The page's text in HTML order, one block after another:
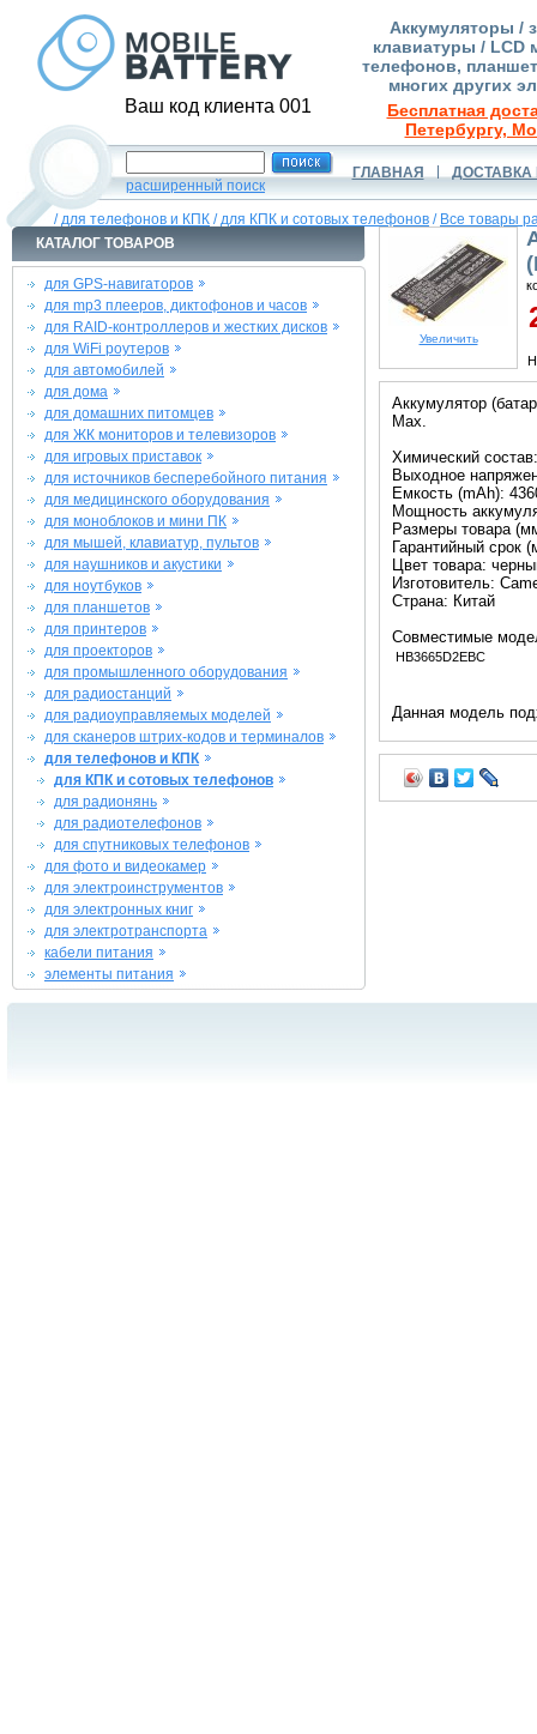
Ваш код клиента 001
Аккумуляторы /
клавиатуры / LCD
телефонов,
многих других
Бесплатная
Петербургу,
расширенный поиск
ГЛАВНАЯ ДОСТАВКА
/для телефонов и КПК /для КПК и сотовых телефонов / Все товары
КАТАЛОГ ТОВАРОВ
для GPS-навигаторов
для mp3 плееров, диктофонов и часов
для RAID-контроллеров и жестких дисков
для WiFi роутеров
для автомобилей
для дома
для домашних питомцев
для ЖК мониторов и телевизоров
для игровых приставок
для источников бесперебойного питания
для медицинского оборудования
для моноблоков и мини ПК
для мышей, клавиатур, пультов
для наушников и акустики
для ноутбуков
для планшетов
для принтеров
для проекторов
для промышленного оборудования
для радиостанций
для радиоуправляемых моделей
для сканеров штрих-кодов и терминалов
для телефонов и КПК
для КПК и сотовых телефонов
для радионянь
для радиотелефонов
для спутниковых телефонов
для фото и видеокамер
для электроинструментов
для электронных книг
для электротранспорта
кабели питания
элементы питания
Увеличить
Аккумулятор
Max.
Химический
Выходное
Емкость (mAh):
Мощность
Размеры товара
Гарантийный срок
Цвет товара:
Изготовитель:
Страна: Китай
Совместимые
HB3665D2EBC
Данная модель